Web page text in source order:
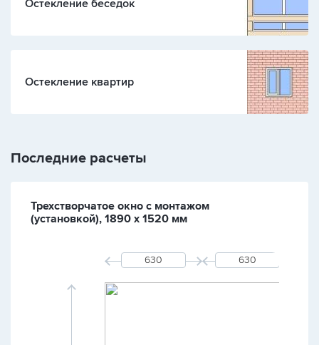
Остекление беседок
Остекление квартир
Последние расчеты
Трехстворчатое окно с монтажом
(установкой), 1890 х 1520 мм